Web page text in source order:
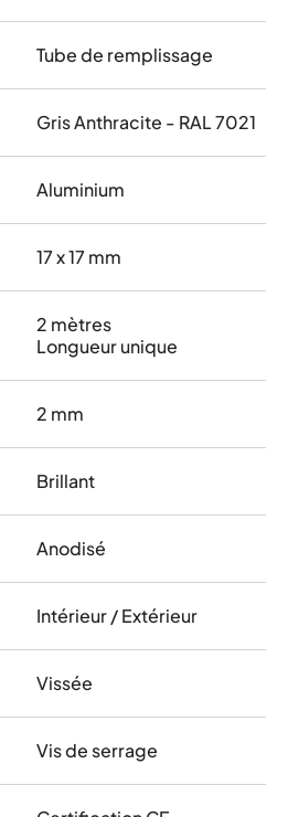
Tube de remplissage
Gris Anthracite - RAL 7021
Aluminium
17 x 17 mm
2 mètres
Longueur unique
2 mm
Brillant
Anodisé
Intérieur / Extérieur
Vissée
Vis de serrage